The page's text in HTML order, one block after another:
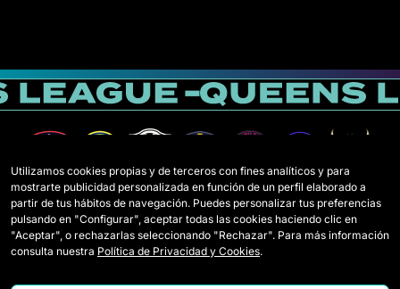
Utilizamos cookies propias y de terceros con fines analíticos y para
mostrarte publicidad personalizada en función de un perfil elaborado a
partir de tus hábitos de navegación. Puedes personalizar tus preferencias
pulsando en "Configurar", aceptar todas las cookies haciendo clic en
"Aceptar", o rechazarlas seleccionando "Rechazar". Para más información
consulta nuestra Política de Privacidad y Cookies.